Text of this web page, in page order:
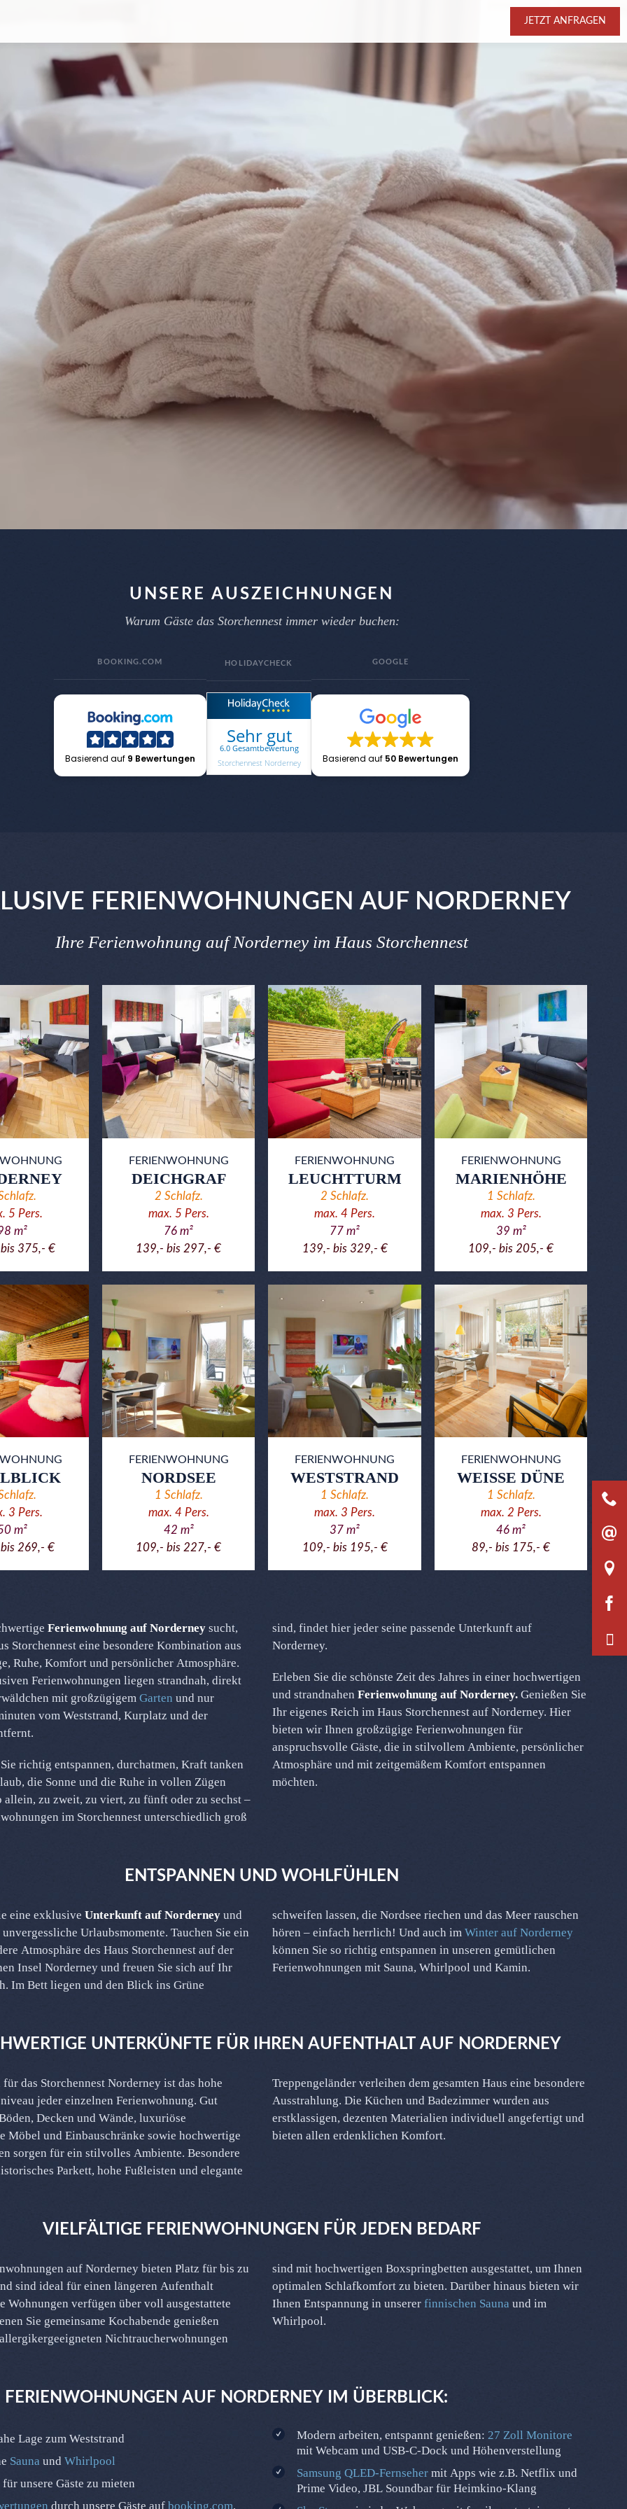
JETZT ANFRAGEN
UNSERE AUSZEICHNUNGEN
Warum Gäste das Storchennest immer wieder buchen:
BOOKING.COM
Basierend auf 9 Bewertungen
HOLIDAYCHECK
Sehr gut
6.0 Gesamtbewertung
Storchennest Norderney
GOOGLE
Basierend auf 50 Bewertungen
FERIENWOHNUNGEN AUF NORDERNEY
Ihre Ferienwohnung auf Norderney im Haus Storchennest
5 Pers.
m²
375,- €
FERIENWOHNUNG
DEICHGRAF
2 Schlafz.
max. 5 Pers.
76 m²
139,- bis 297,- €
FERIENWOHNUNG
LEUCHTTURM
2 Schlafz.
max.4 Pers.
77 m²
139,- bis 329,- €
FERIENWOHNUNG
MARIENHÖHE
1 Schlafz.
max. 3 Pers.
39 m²
109,- bis 205,- €
3 Pers.
m²
269,- €
FERIENWOHNUNG
NORDSEE
1 Schlafz.
max. 4 Pers.
42 m²
109,- bis 227,- €
FERIENWOHNUNG
WESTSTRAND
1 Schlafz.
max. 3 Pers.
37 m²
109,- bis 195,- €
FERIENWOHNUNG
WEISSE DÜNE
1 Schlafz.
max. 2 Pers.
46 m²
89,- bis 175,- €
Ferienwohnung auf Norderneysucht,
Storchennest eine besondere Kombination aus
Ruhe, Komfort und persönlicher Atmosphäre.
Ferienwohnungen liegen strandnah, direkt
mit großzügigem Garten und nur
vom Weststrand, Kurplatz und der
richtig entspannen, durchatmen, Kraft tanken
die Sonne und die Ruhe in vollen Zügen
allein, zu zweit, zu viert, zu fünft oder zu sechst –
im Storchennest unterschiedlich groß
sind, findet hier jeder seine passende Unterkunft auf
Norderney.
Erleben Sie die schönste Zeit des Jahres in einer hochwertigen
und strandnahen Ferienwohnung auf Norderney. Genießen Sie
Ihr eigenes Reich im Haus Storchennest auf Norderney. Hier
bieten wir Ihnen großzügige Ferienwohnungen für
anspruchsvolle Gäste, die in stilvollem Ambiente, persönlicher
Atmosphäre und mit zeitgemäßem Komfort entspannen
möchten.
ENTSPANNEN UND WOHLFÜHLEN
eine exklusive Unterkunft auf Norderneyund
Urlaubsmomente. Tauchen Sie ein
Atmosphäre des Haus Storchennest auf der
Insel Norderney und freuen Sie sich auf Ihr
Im Bett liegen und den Blick ins Grüne
schweifen lassen, die Nordsee riechen und das Meer rauschen
hören – einfach herrlich! Und auch im Winter auf Norderney
können Sie so richtig entspannen in unseren gemütlichen
Ferienwohnungen mit Sauna, Whirlpool und Kamin.
UNTERKÜNFTE FÜR IHREN AUFENTHALT AUF NORDERNEY
das Storchennest Norderney ist das hohe
jeder einzelnen Ferienwohnung. Gut
Decken und Wände, luxuriöse
Möbel und Einbauschränke sowie hochwertige
sorgen für ein stilvolles Ambiente. Besondere
Parkett, hohe Fußleisten und elegante
verleihen dem gesamten Haus eine besondere
Die Küchen und Badezimmer wurden aus
Materialien individuell angefertigt und
bieten allen erdenklichen Komfort.
VIELFÄLTIGE FERIENWOHNUNGEN FÜR JEDEN BEDARF
auf Norderney bieten Platz für bis zu
sind ideal für einen längeren Aufenthalt
Wohnungen verfügen über voll ausgestattete
Sie gemeinsame Kochabende genießen
Nichtraucherwohnungen
Boxspringbetten ausgestattet, um Ihnen
zu bieten. Darüber hinaus bieten wir
Ihnen Entspannung in unserer finnischen Sauna und im
Whirlpool.
FERIENWOHNUNGEN AUF NORDERNEY IM ÜBERBLICK:
Lage zum Weststrand
Sauna und Whirlpool
für unsere Gäste zu mieten
durch unsere Gäste auf booking.com,
Modern arbeiten, entspannt genießen: 27 Zoll Monitore
mit Webcam und USB-C-Dock und Höhenverstellung
Samsung QLED-Fernseher mit Apps wie z.B. Netflix und
Prime Video, JBL Soundbar für Heimkino-Klang